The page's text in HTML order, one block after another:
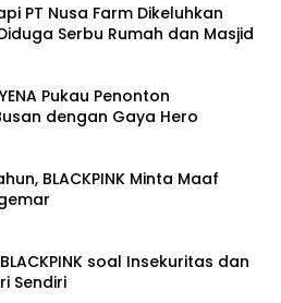
PT Nusa Farm Dikeluhkan
Serbu Rumah dan Masjid
Pukau Penonton
dengan Gaya Hero
BLACKPINK Minta Maaf
soal Insekuritas dan
Sendiri